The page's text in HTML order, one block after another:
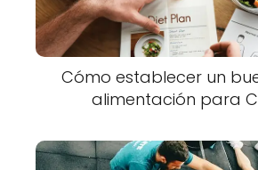
Cómo establecer un
alimentación para